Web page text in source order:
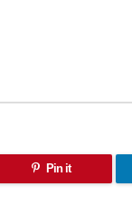
Pin it